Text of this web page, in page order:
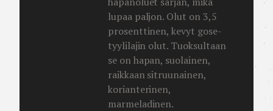
lupaa paljon. Olut on 3,5
prosenttinen, kevyt gose-
tyylilajin olut. Tuoksultaan
se on hapan, suolainen,
raikkaan sitruunainen,
korianterinen,
marmeladinen.